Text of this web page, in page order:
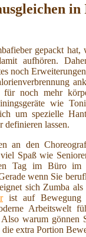
gepackt
aufhören.
noch
noch mehr
wie
um spezielle
definieren lassen.
an den
Spaß wie
Tag im Büro im
wenn Sie
sich Zumba
ist auf Bewegung
Arbeitswelt
Also warum gönnen
extra Portion